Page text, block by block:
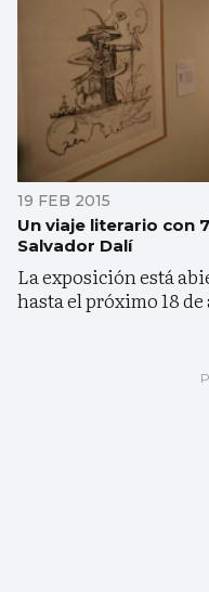
19 FEB 2015
Un viaje literario con
Salvador Dalí
La exposición está
hasta el próximo 18